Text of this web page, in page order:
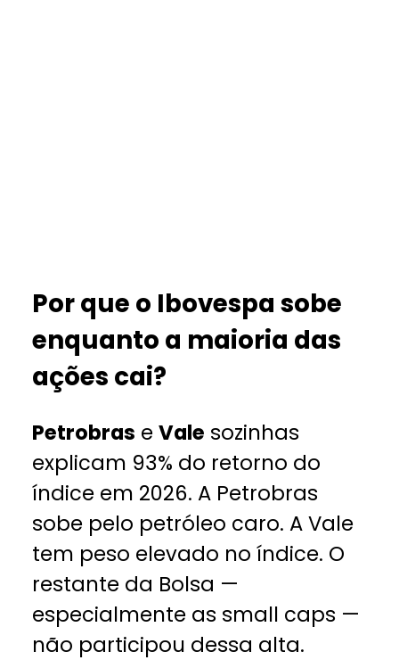
Petrobras eVale sozinhas
explicam 93% do retorno do
índice em 2026. A Petrobras
sobe pelo petróleo caro. A Vale
tem peso elevado no índice. O
restante da Bolsa —
especialmente as small caps —
não participou dessa alta.
Por que o Ibovespa sobe
enquanto a maioria das
ações cai?